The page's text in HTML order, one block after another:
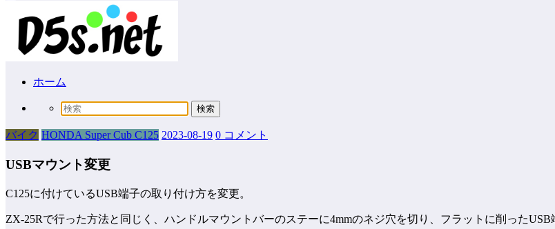
ホーム
バイク HONDA Super Cub C125 2023-08-19 0 コメント
USBマウント変更
C125に付けているUSB端子の取り付け方を変更。
ZX-25Rで行った方法と同じく、ハンドルマウントバーのステーに4mmのネジ穴を切り、フラットに削った